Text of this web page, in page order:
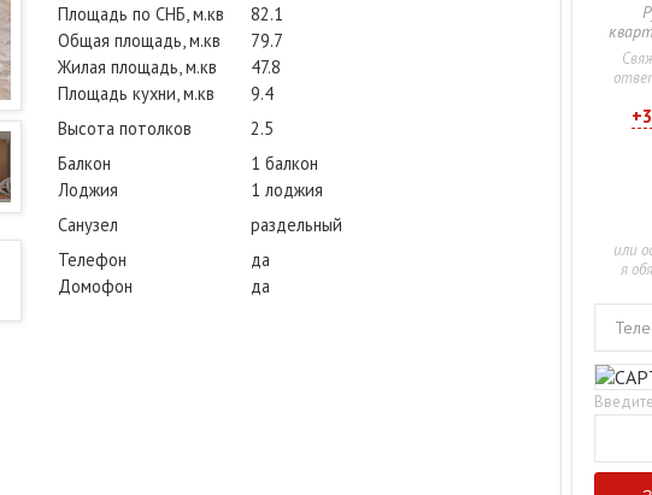
Площадь по СНБ, м.кв
82.1
Общая площадь, м.кв
79.7
Жилая площадь, м.кв
47.8
Площадь кухни, м.кв
9.4
Высота потолков
2.5
Балкон
1 балкон
Лоджия
1 лоджия
Санузел
раздельный
Телефон
да
Домофон
да
или
я